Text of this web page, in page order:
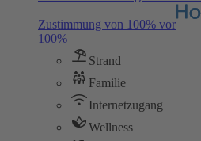
Zustimmung von 100% vor
100%
Strand
Familie
Internetzugang
Wellness